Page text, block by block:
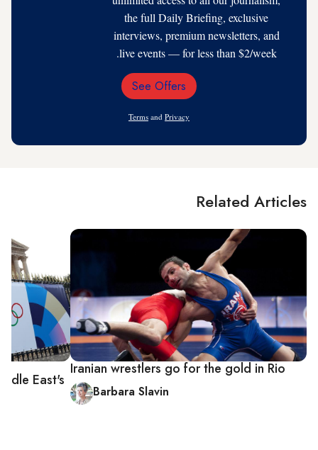
the full Daily Briefing, exclusive
interviews, premium newsletters, and
live events — for less than $2/week.
Email
See Offers
Terms and Privacy
Related Articles
Iranian wrestlers go for the gold in Rio
Barbara Slavin
East's